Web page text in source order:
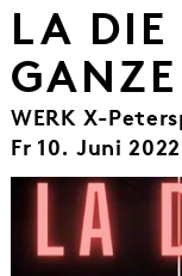
LA DIE
WERK X-
Fr 10. Juni